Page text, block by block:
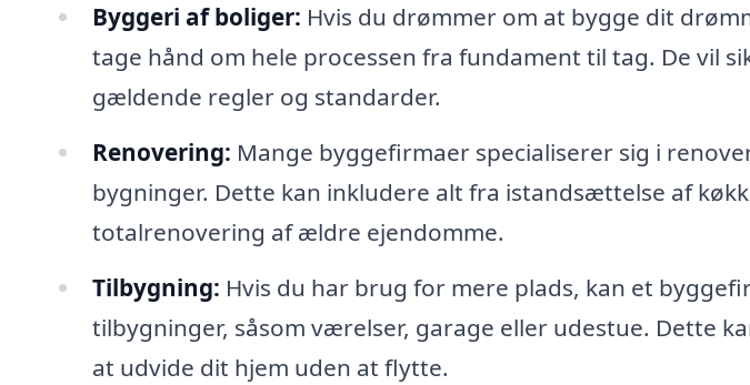
Byggeri af boliger: Hvis du drømmer om at bygge dit
tage hånd om hele processen fra fundament til tag. De vil
gældende regler og standarder.
Renovering: Mange byggefirmaer specialiserer sig i
bygninger. Dette kan inkludere alt fra istandsættelse af
totalrenovering af ældre ejendomme.
Tilbygning: Hvis du har brug for mere plads, kan et
tilbygninger, såsom værelser, garage eller udestue. Dette
at udvide dit hjem uden at flytte.